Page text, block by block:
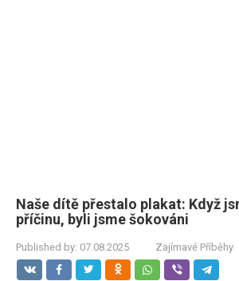
Naše dítě přestalo plakat: Když
příčinu, byli jsme šokováni
Published by: 07.08.2025 Zajímavé Příběhy